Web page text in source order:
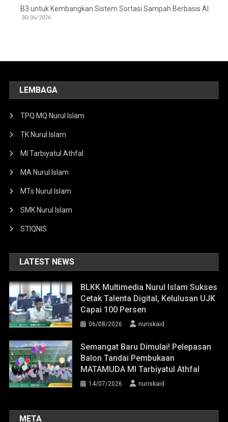
B3 untuk Kembangkan Sistem Sortasi Sampah Berbasis AI
30/06/2026
LEMBAGA
TPQ MQ Nurul Islam
TK Nurul Islam
MI Tarbiyatul Athfal
MA Nurul Islam
MTs Nurul Islam
SMK Nurul Islam
STIQNIS
LATEST NEWS
BLKK Multimedia Nurul Islam Sukses
Cetak Talenta Digital, Kelulusan UJK
Capai 100 Persen
06/08/2026 nuriskaid
Semangat Baru Dimulai! Pelepasan
Balon Tandai Pembukaan
MATAMUDA MI Tarbiyatul Athfal
14/07/2026 nuriskaid
META